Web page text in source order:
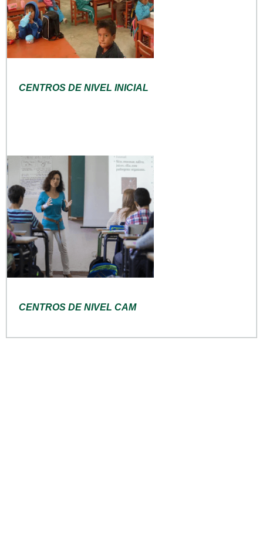
CENTROS DE NIVEL INICIAL
CENTROS DE NIVEL CAM